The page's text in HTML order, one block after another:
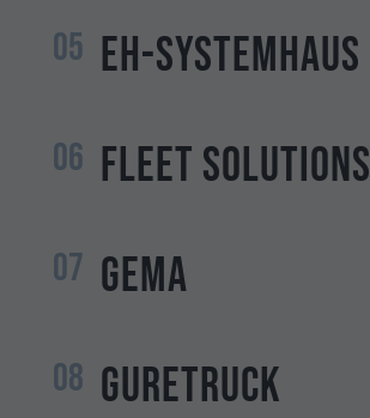
05 eh-systemhaus
06 Fleet Solutions
07 GEMA
08 GURETRUCK